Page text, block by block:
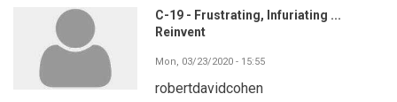
C-19 - Frustrating, Infuriating ...
Reinvent
Mon, 03/23/2020 - 15:55
robertdavidcohen